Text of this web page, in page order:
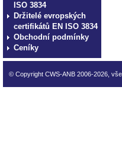
ISO 3834
Držitelé evropských
certifikátů EN ISO 3834
Obchodní podmínky
Ceníky
© Copyright CWS-ANB 2006-2026,